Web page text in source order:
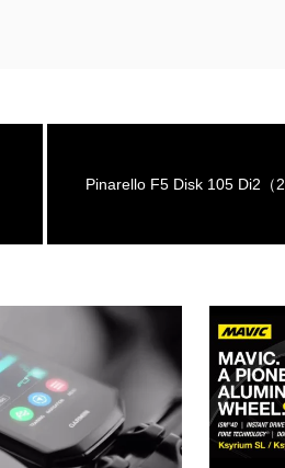
Pinarello F5 Disk 105 Di2（